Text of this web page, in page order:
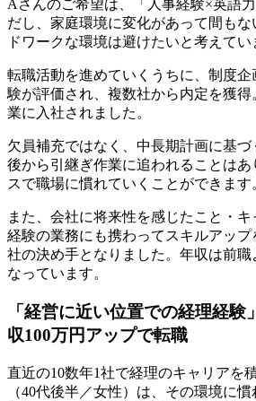
Aさんのご希望は、「人事経験×英語
だし、家庭環境に変化があって間も
ドワークな環境は避けたいと考えてい
転職活動を進めていくうちに、制度
験が評価され、複数社から内定を獲
業に入社されました。
欠員補充ではなく、中長期計画に基
後から引継ぎ作業に追われることは
スで職場に慣れていくことができます
また、会社に将来性を感じたこと・
経験の業務にも携わってスキルアッ
社の決め手となりました。年収は前職
なっています。
「経営に近い位置での経理経験
収100万円アップで転職
直近の10数年1社で経理のキャリアを
（40代後半／女性）は、その環境に